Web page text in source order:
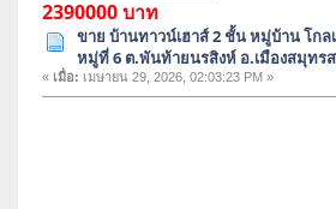
2390000 บาท
ขาย บ้านทาวน์เฮาส์ 2 ชั้น หมู่บ้าน โกล
หมู่ที่ 6 ต.พันท้ายนรสิงห์ อ.เมืองสมุทรส
« เมื่อ: เมษายน 29, 2026, 02:03:23 PM »